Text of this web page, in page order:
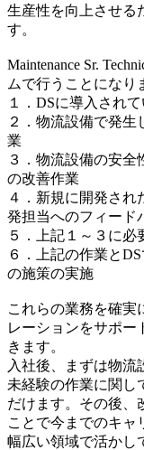
生産性を向上させる
す。
Maintenance Sr.
ムで行うことになり
１．DSに導入され
２．物流設備で発
業
３．物流設備の安
の改善作業
４．新規に開発され
発担当へのフィード
５．上記１～３に必
６．上記の作業と
の施策の実施
これらの業務を確実
レーションをサポー
きます。
入社後、まずは物流
未経験の作業に関し
だけます。その後、
ことで今までのキャ
幅広い領域で活かし